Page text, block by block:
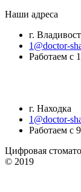
Наши адреса
г.
1@doctor-
Работаем с
г. Находка
1@doctor-
Работаем с
Цифровая
© 2019